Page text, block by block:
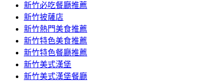
新竹必吃餐廳推薦
新竹披薩店
新竹熱門美食推薦
新竹特色美食推薦
新竹特色餐廳推薦
新竹美式漢堡
新竹美式漢堡餐廳